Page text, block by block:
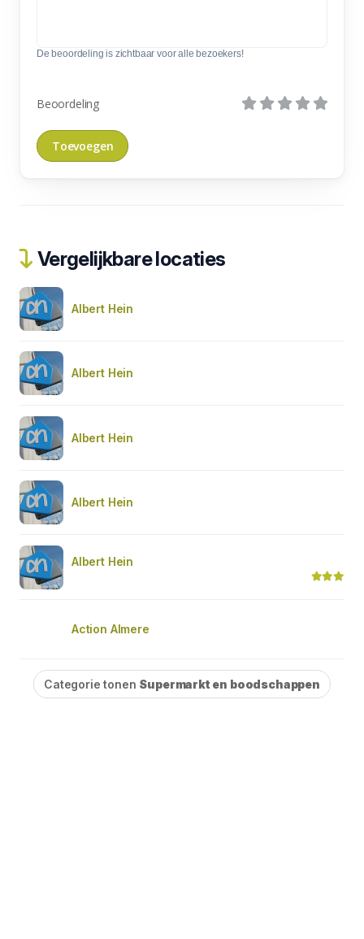
De beoordeling is zichtbaar voor alle bezoekers!
Beoordeling
Vergelijkbare locaties
Albert Hein
Albert Hein
Albert Hein
Albert Hein
Albert Hein
Action Almere
Categorie tonen Supermarkt en boodschappen